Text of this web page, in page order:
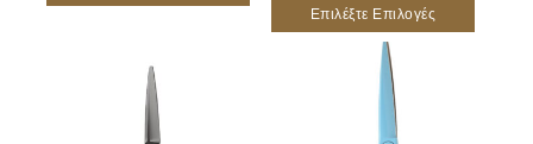
Επιλέξτε Επιλογές